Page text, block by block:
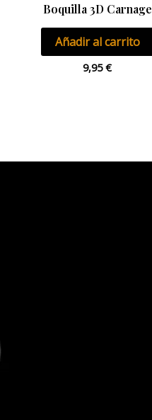
Boquilla 3D Carnage
Añadir al carrito
9,95€